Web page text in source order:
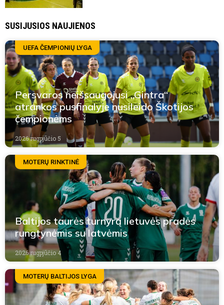
SUSIJUSIOS NAUJIENOS
UEFA ČEMPIONIŲ LYGA
Persvaros neišsaugojusi „Gintra“
atrankos pusfinalyje nusileido Škotijos
čempionėms
2026 rugpjūčio 5
MOTERŲ RINKTINĖ
Baltijos taurės turnyrą lietuvės pradės
rungtynėmis su latvėmis
2026 rugpjūčio 4
MOTERŲ BALTIJOS LYGA